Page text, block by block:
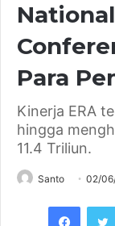
Para
Kinerja ERA
hingga
11.4 Triliun.
Santo 02/